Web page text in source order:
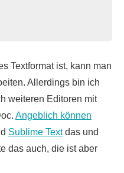
Textformat ist, kann man
Allerdings bin ich
weiteren Editoren mit
Angeblich können
Sublime Textdas und
das auch, die ist aber